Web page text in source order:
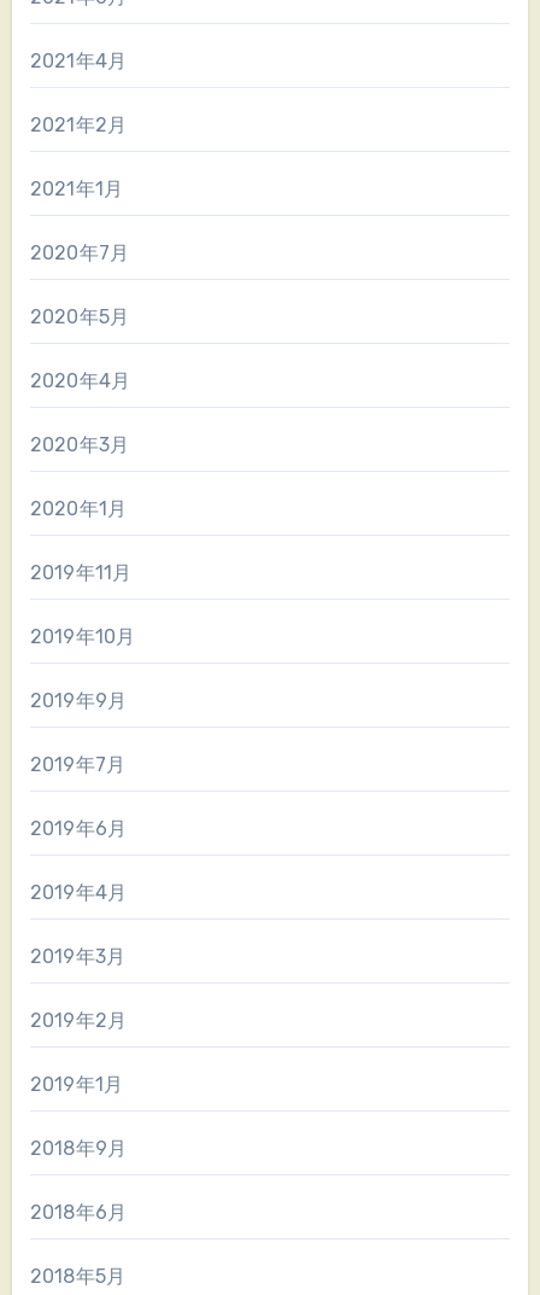
2021年4月
2021年2月
2021年1月
2020年7月
2020年5月
2020年4月
2020年3月
2020年1月
2019年11月
2019年10月
2019年9月
2019年7月
2019年6月
2019年4月
2019年3月
2019年2月
2019年1月
2018年9月
2018年6月
2018年5月